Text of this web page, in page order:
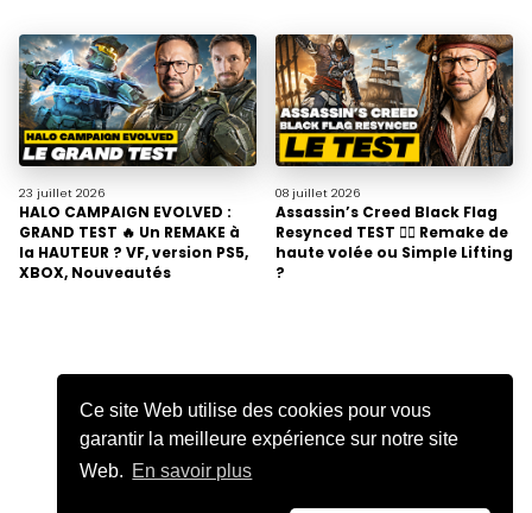
Ce site Web utilise des cookies pour vous
garantir la meilleure expérience sur notre site
Web. En savoir plus
23 juillet 2026
HALO CAMPAIGN EVOLVED :
GRAND TEST 🔥 Un REMAKE à
la HAUTEUR ? VF, version PS5,
XBOX, Nouveautés
08 juillet 2026
Assassin’s Creed Black Flag
Resynced TEST 🏴‍☠️ Remake de
haute volée ou Simple Lifting
?